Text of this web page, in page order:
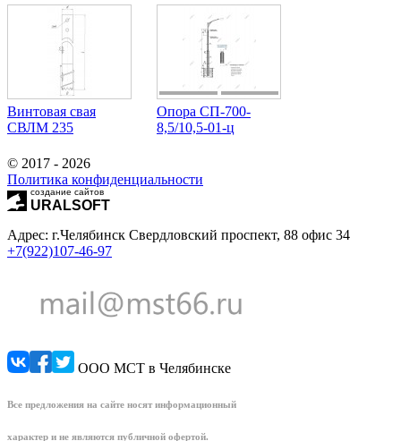
Винтовая свая
СВЛМ 235
Опора СП-700-
8,5/10,5-01-ц
© 2017 - 2026
Политика конфиденциальности
создание сайтов
URALSOFT
Адрес: г.Челябинск Свердловский проспект, 88 офис 34
+7(922)107-46-97
ООО МСТ в Челябинске
Все предложения на сайте носят информационный
характер и не являются публичной офертой.